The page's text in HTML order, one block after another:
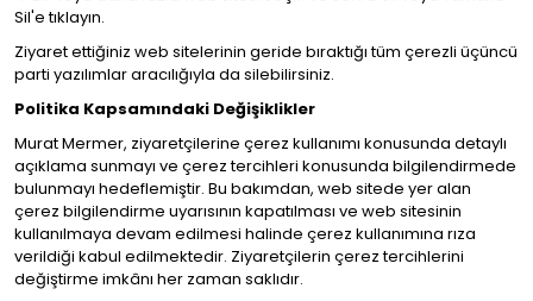
Sil'e tıklayın.
Ziyaret ettiğiniz web sitelerinin geride bıraktığı tüm çerezli üçüncü
parti yazılımlar aracılığıyla da silebilirsiniz.
Politika Kapsamındaki Değişiklikler
Murat Mermer, ziyaretçilerine çerez kullanımı konusunda detaylı
açıklama sunmayı ve çerez tercihleri konusunda bilgilendirmede
bulunmayı hedeflemiştir. Bu bakımdan, web sitede yer alan
çerez bilgilendirme uyarısının kapatılması ve web sitesinin
kullanılmaya devam edilmesi halinde çerez kullanımına rıza
verildiği kabul edilmektedir. Ziyaretçilerin çerez tercihlerini
değiştirme imkânı her zaman saklıdır.